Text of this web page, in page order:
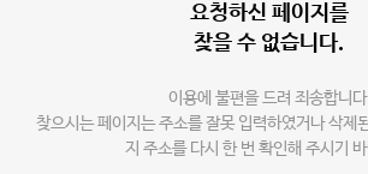
요청하신 페이지를
찾을 수 없습니다.
이용에 불편을 드려 죄송합니
찾으시는 페이지는 주소를 잘못 입력하였거나 삭제
지 주소를 다시 한 번 확인해 주시기